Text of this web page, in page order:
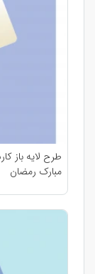
طرح لایه باز
مبارک رمضان